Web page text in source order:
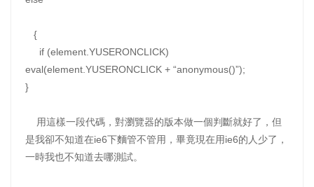
{
if (element.YUSERONCLICK)
eval(element.YUSERONCLICK + “anonymous()”);
}
用這樣一段代碼，對瀏覽器的版本做一個判斷就好了，但
是我卻不知道在ie6下麵管不管用，畢竟現在用ie6的人少了，
一時我也不知道去哪測試。